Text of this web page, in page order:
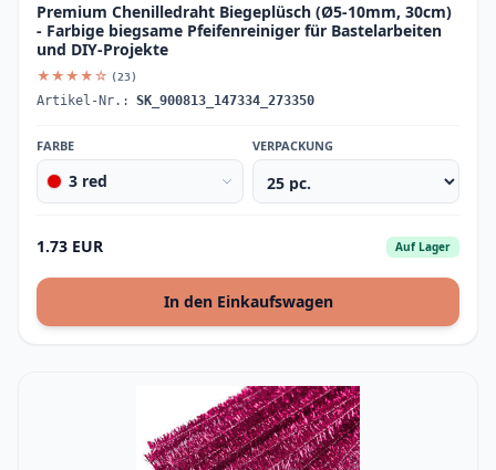
Premium Chenilledraht Biegeplüsch (Ø5-10mm, 30cm)
- Farbige biegsame Pfeifenreiniger für Bastelarbeiten
und DIY-Projekte
★★★★☆ (23)
Artikel-Nr.: SK_900813_147334_273350
FARBE
3 red
VERPACKUNG
1.73 EUR Auf Lager
In den Einkaufswagen